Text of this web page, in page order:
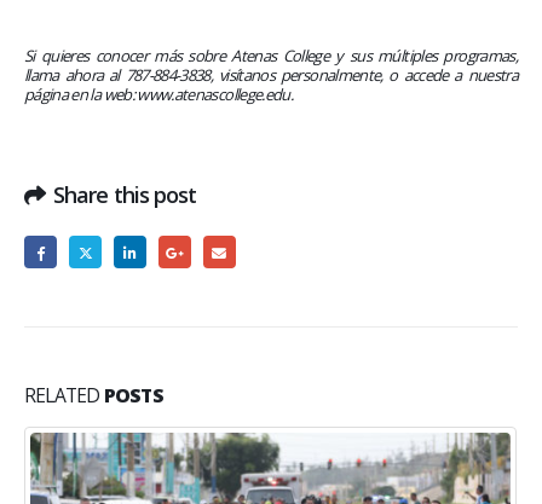
Si quieres conocer más sobre Atenas College y sus múltiples programas,
llama ahora al 787-884-3838, visítanos personalmente, o accede a nuestra
página en la web: www.atenascollege.edu.
Share this post
RELATED POSTS